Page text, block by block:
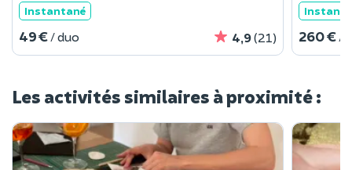
Instantané
49 € / duo 4,9(21) 260 € /
Les activités similaires à proximité :